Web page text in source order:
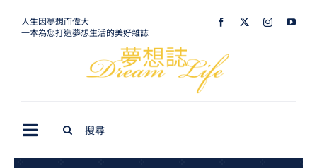
人生因夢想而偉大
一本為您打造夢想生活的美好雜誌
Toggle